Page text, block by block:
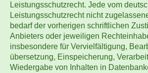
Leistungsschutzrecht. Jede vom
Leistungsschutzrecht nicht
bedarf der vorherigen schriftlichen
Anbieters oder jeweiligen
insbesondere für Vervielfältigung,
übersetzung, Einspeicherung,
Wiedergabe von Inhalten in